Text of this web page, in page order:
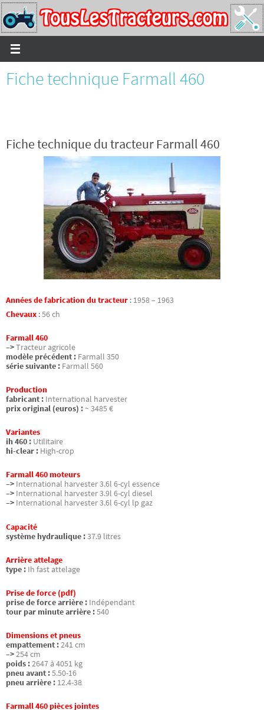
Passer
vers
le
contenu
Fiche technique Farmall 460
Fiche technique du tracteur Farmall 460
Années de fabrication du tracteur : 1958 – 1963
Chevaux :56 ch
Farmall 460
–>Tracteur agricole
modèle précédent : Farmall 350
série suivante : Farmall 560
Production
fabricant : International harvester
prix original (euros) : ~ 3485 €
Variantes
ih 460 : Utilitaire
hi-clear : High-crop
Farmall 460 moteurs
–> International harvester 3.6l 6-cyl essence
–> International harvester 3.9l 6-cyl diesel
–> International harvester 3.6l 6-cyl lp gaz
Capacité
système hydraulique :37.9 litres
Arrière attelage
type : Ih fast attelage
Prise de force (pdf)
prise de force arrière : Indépendant
tour par minute arrière :540
Dimensions et pneus
empattement :241 cm
–>254 cm
poids :2647 à 4051 kg
pneu avant :5.50-16
pneu arrière : 12.4-38
Farmall 460 pièces jointes